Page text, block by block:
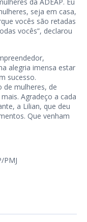
seja em casa,
vocês são retadas
vocês”, declarou
alegria imensa estar
sucesso.
de mulheres, de
Agradeço a cada
a Lilian, que deu
Que venham
PMJ